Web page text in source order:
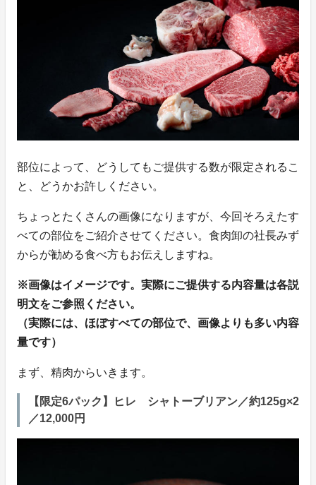
部位によって、どうしてもご提供する数が限定されるこ
と、どうかお許しください。
ちょっとたくさんの画像になりますが、今回そろえたす
べての部位をご紹介させてください。食肉卸の社長みず
からが勧める食べ方もお伝えしますね。
※画像はイメージです。実際にご提供する内容量は各説
明文をご参照ください。
（実際には、ほぼすべての部位で、画像よりも多い内容
量です）
まず、精肉からいきます。
【限定6パック】ヒレ シャトーブリアン／約125g×2
／12,000円